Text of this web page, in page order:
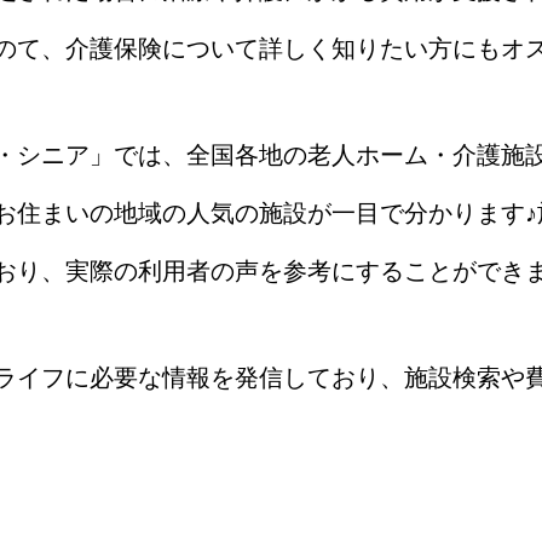
て、介護保険について詳しく知りたい方にもオ
シニア」では、全国各地の老人ホーム・介護施
住まいの地域の人気の施設が一目で分かります
り、実際の利用者の声を参考にすることができ
イフに必要な情報を発信しており、施設検索や